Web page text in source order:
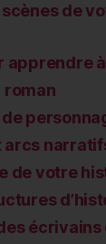
de
apprendre
roman
arcs
de votre